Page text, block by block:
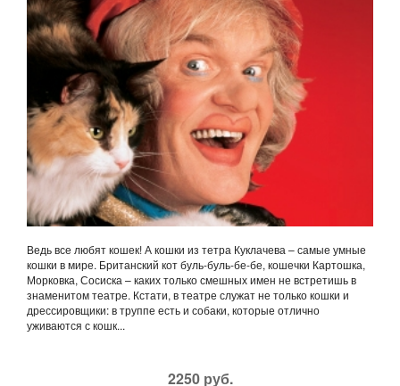
Ведь все любят кошек! А кошки из тетра Куклачева – самые умные
кошки в мире. Британский кот буль-буль-бе-бе, кошечки Картошка,
Морковка, Сосиска – каких только смешных имен не встретишь в
знаменитом театре. Кстати, в театре служат не только кошки и
дрессировщики: в труппе есть и собаки, которые отлично
уживаются с кошк...
2250 руб.